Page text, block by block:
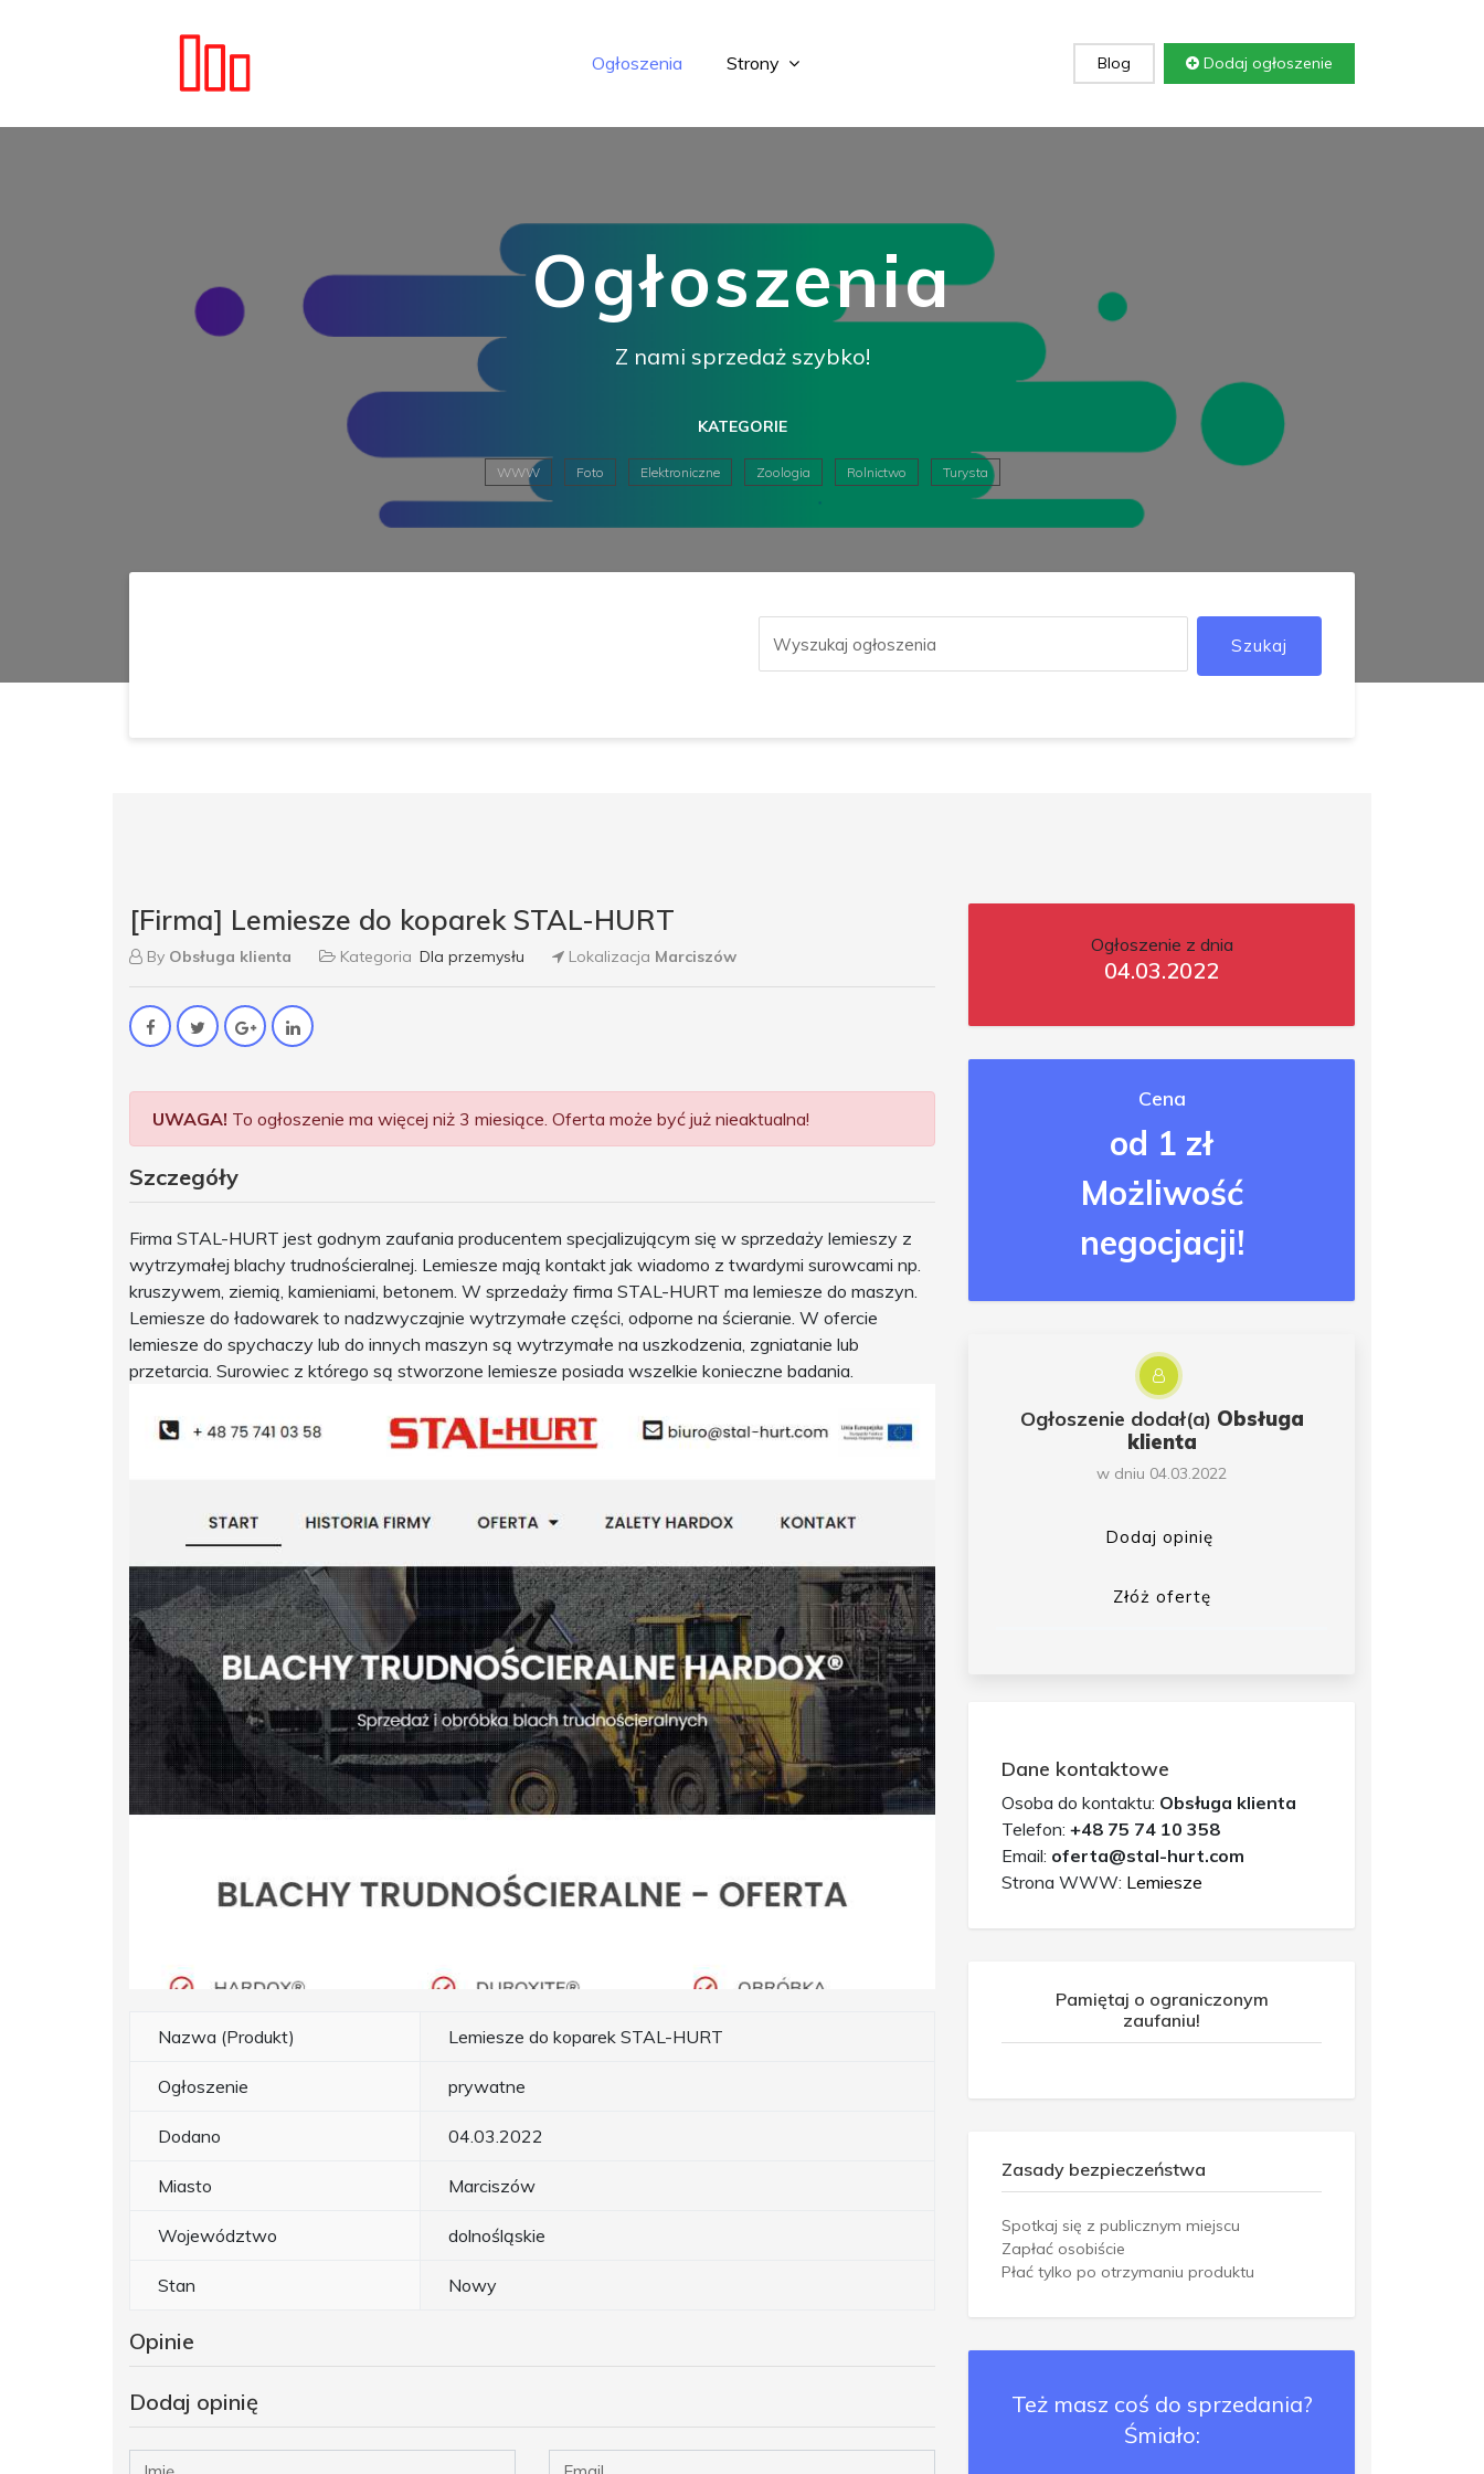
Ogłoszenia Strony Blog Dodaj ogłoszenie
Ogłoszenia
Z nami sprzedaż szybko!
KATEGORIE
WWW Foto Elektroniczne Zoologia Rolnictwo Turysta
Szukaj
[Firma] Lemiesze do koparek STAL-HURT
By Obsługa klienta Kategoria Dla przemysłu Lokalizacja Marciszów
UWAGA! To ogłoszenie ma więcej niż 3 miesiące. Oferta może być już nieaktualna!
Szczegóły
Firma STAL-HURT jest godnym zaufania producentem specjalizującym się w sprzedaży lemieszy z
wytrzymałej blachy trudnościeralnej. Lemiesze mają kontakt jak wiadomo z twardymi surowcami np.
kruszywem, ziemią, kamieniami, betonem. W sprzedaży firma STAL-HURT ma lemiesze do maszyn.
Lemiesze do ładowarek to nadzwyczajnie wytrzymałe części, odporne na ścieranie. W ofercie
lemiesze do spychaczy lub do innych maszyn są wytrzymałe na uszkodzenia, zgniatanie lub
przetarcia. Surowiec z którego są stworzone lemiesze posiada wszelkie konieczne badania.
Nazwa (Produkt) Lemiesze do koparek STAL-HURT
Ogłoszenie prywatne
Dodano 04.03.2022
Miasto Marciszów
Województwo dolnośląskie
Stan Nowy
Opinie
Dodaj opinię
Ogłoszenie z dnia
04.03.2022
Cena
od 1 zł
Możliwość
negocjacji!
Ogłoszenie dodał(a) Obsługa
klienta
w dniu 04.03.2022
Dodaj opinię
Złóż ofertę
Dane kontaktowe
Osoba do kontaktu: Obsługa klienta
Telefon: +48 75 74 10 358
Email: oferta@stal-hurt.com
Strona WWW: Lemiesze
Pamiętaj o ograniczonym
zaufaniu!
Zasady bezpieczeństwa
Spotkaj się z publicznym miejscu
Zapłać osobiście
Płać tylko po otrzymaniu produktu
Też masz coś do sprzedania?
Śmiało: